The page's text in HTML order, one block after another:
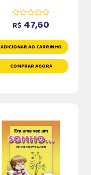
R$ 47,60
ADICIONAR AO CARRINHO
COMPRAR AGORA